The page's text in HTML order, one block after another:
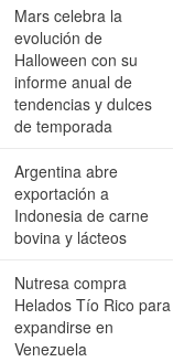
Mars celebra la
evolución de
Halloween con su
informe anual de
tendencias y dulces
de temporada
Argentina abre
exportación a
Indonesia de carne
bovina y lácteos
Nutresa compra
Helados Tío Rico para
expandirse en
Venezuela